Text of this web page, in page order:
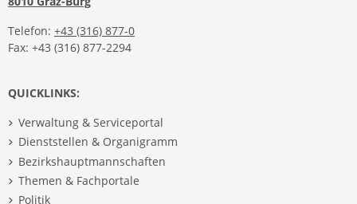
Telefon: +43 (316) 877-0
Fax: +43 (316) 877-2294
QUICKLINKS:
Verwaltung & Serviceportal
Dienststellen & Organigramm
Bezirkshauptmannschaften
Themen & Fachportale
Politik